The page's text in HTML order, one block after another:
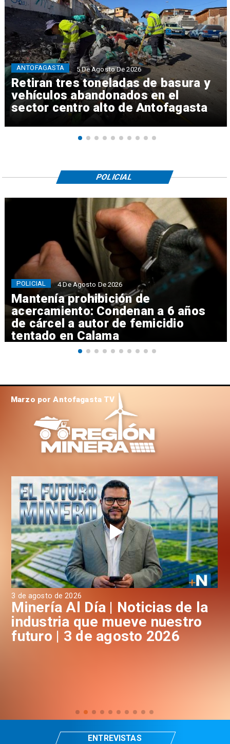
Retiran tres toneladas de basura y
vehículos abandonados en el
sector centro alto de Antofagasta
ANTOFAGASTA 5 De Agosto De 2026
Mantenía prohibición de
acercamiento: Condenan a 6 años
de cárcel a autor de femicidio
tentado en Calama
POLICIAL 4 De Agosto De 2026
POLICIAL
3 de agosto de 2026
Minería Al Día | Noticias de la
industria que mueve nuestro
futuro | 3 de agosto 2026
Marzo por Antofagasta TV
ENTREVISTAS